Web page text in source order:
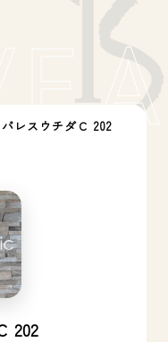
パレスウチダＣ 202
202